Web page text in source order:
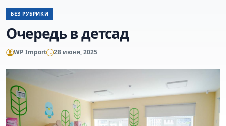
БЕЗ РУБРИКИ
Очередь в детсад
WP Import 28 июня, 2025